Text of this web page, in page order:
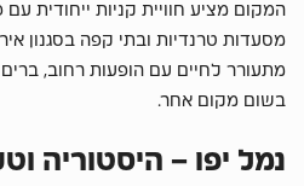
המקום מציע חוויית קניות ייחודית עם
מסעדות טרנדיות ובתי קפה בסגנון
מתעורר לחיים עם הופעות רחוב,
בשום מקום אחר.
נמל יפו – היסטוריה